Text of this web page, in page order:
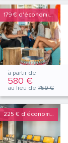
179 € d'économies
à partir de
580 €
au lieu de 759 €
225 € d'économies